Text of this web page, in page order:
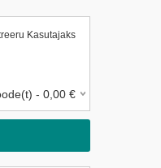
Kasutajaks
- 0,00 €